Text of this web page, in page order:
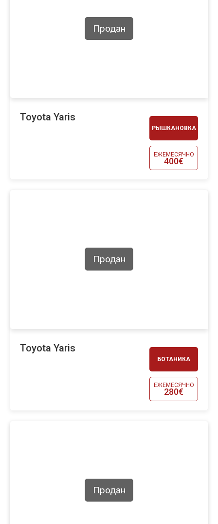
РЫШКАНОВКА
ЕЖЕМЕСЯЧНО
400€
Продан
Toyota Yaris
БОТАНИКА
ЕЖЕМЕСЯЧНО
280€
Продан
Toyota Yaris
Продан